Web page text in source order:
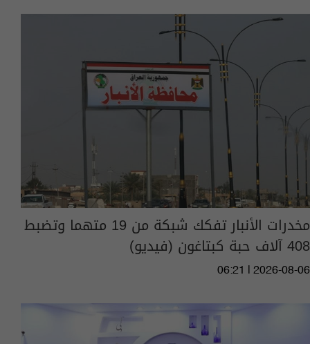
مخدرات الأنبار تفكك شبكة من 19 متهما وتضبط
408 آلاف حبة كبتاغون (فيديو)
06:21 | 2026-08-06